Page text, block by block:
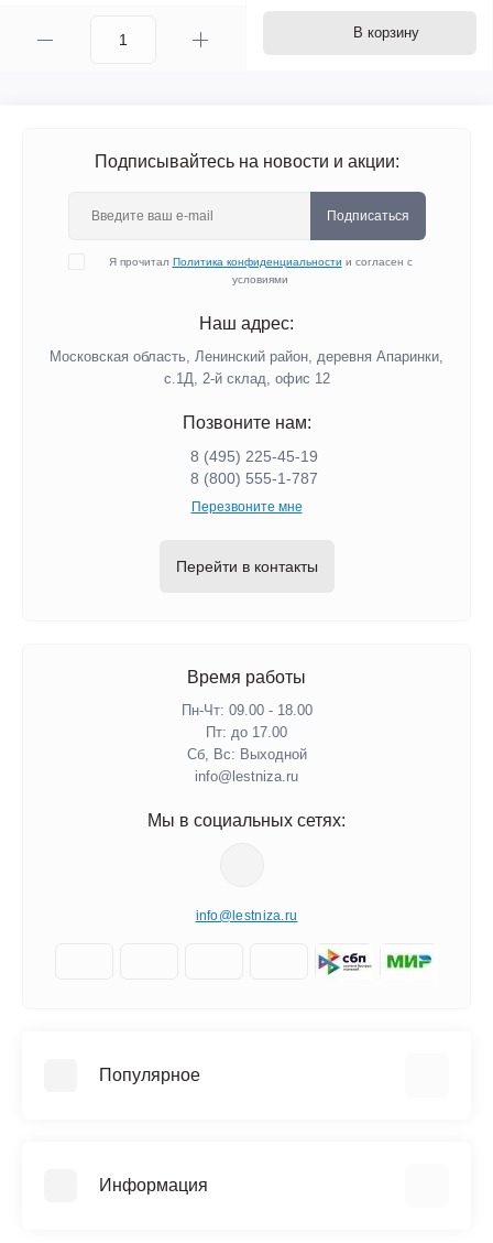
В корзину
Подписывайтесь на новости и акции:
Подписаться
Я прочитал Политика конфиденциальности и согласен с
условиями
Наш адрес:
Московская область, Ленинский район, деревня Апаринки,
с.1Д, 2-й склад, офис 12
Позвоните нам:
8 (495) 225-45-19
8 (800) 555-1-787
Перезвоните мне
Перейти в контакты
Время работы
Пн-Чт: 09.00 - 18.00
Пт: до 17.00
Сб, Вс: Выходной
info@lestniza.ru
Мы в социальных сетях:
info@lestniza.ru
Популярное
Четырехсекционные лестницы
Информация